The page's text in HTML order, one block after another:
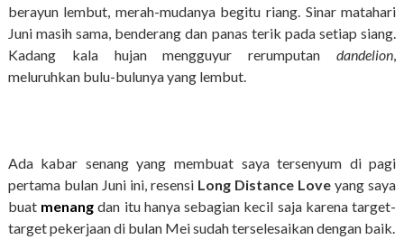
berayun lembut, merah-mudanya begitu riang. Sinar matahari
Juni masih sama, benderang dan panas terik pada setiap siang.
Kadang kala hujan mengguyur rerumputandandelion,
meluruhkan bulu-bulunya yang lembut.
Ada kabar senang yang membuat saya tersenyum di pagi
pertama bulan Juni ini, resensi Long Distance Love yang saya
buat menang dan itu hanya sebagian kecil saja karena target-
target pekerjaan di bulan Mei sudah terselesaikan dengan baik.